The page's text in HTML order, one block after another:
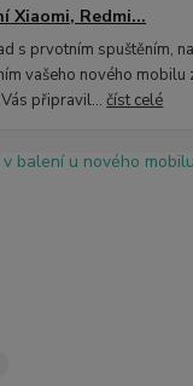
Xiaomi, Redmi...
s prvotním spuštěním,
vašeho nového mobilu
Vás připravil...číst celé